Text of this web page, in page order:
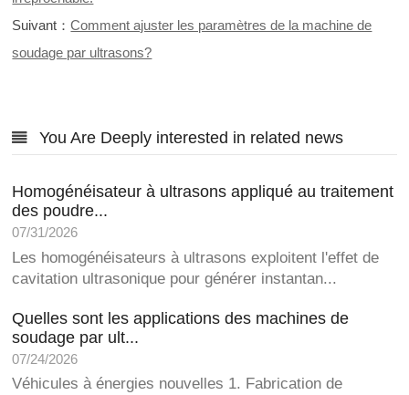
Suivant：Comment ajuster les paramètres de la machine de
soudage par ultrasons?
You Are Deeply interested in related news
Homogénéisateur à ultrasons appliqué au traitement
des poudre...
07/31/2026
Les homogénéisateurs à ultrasons exploitent l'effet de
cavitation ultrasonique pour générer instantan...
Quelles sont les applications des machines de
soudage par ult...
07/24/2026
Véhicules à énergies nouvelles 1. Fabrication de